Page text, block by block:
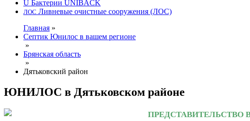
U Бактерии UNIBACK
ЛОС Ливневые очистные сооружения (ЛОС)
Главная »
Септик Юнилос в вашем регионе
»
Брянская область
»
Дятьковский район
ЮНИЛОС в Дятьковском районе
ПРЕДСТАВИТЕЛЬСТВО